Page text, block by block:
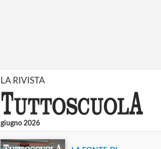
LA RIVISTA
giugno 2026